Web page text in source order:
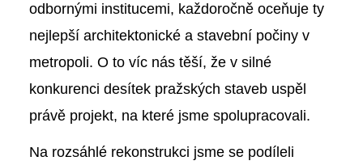
odbornými institucemi, každoročně oceňuje ty
nejlepší architektonické a stavební počiny v
metropoli. O to víc nás těší, že v silné
konkurenci desítek pražských staveb uspěl
právě projekt, na které jsme spolupracovali.
Na rozsáhlé rekonstrukci jsme se podíleli